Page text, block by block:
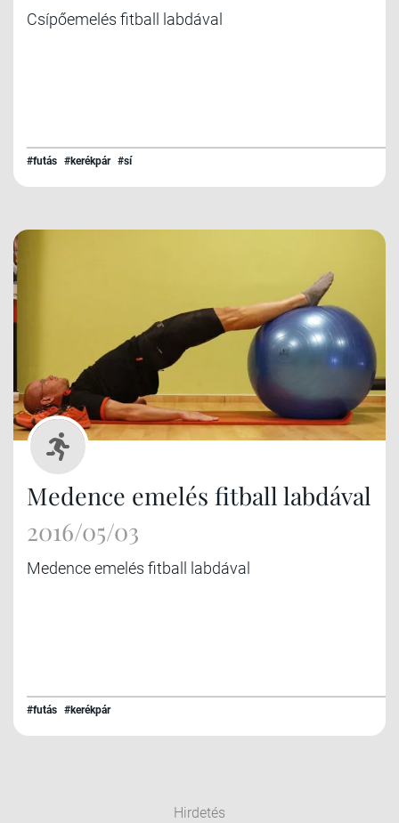
Csípőemelés fitball labdával
#futás #kerékpár #sí
Medence emelés fitball labdával
2016/05/03
Medence emelés fitball labdával
#futás #kerékpár
Hirdetés